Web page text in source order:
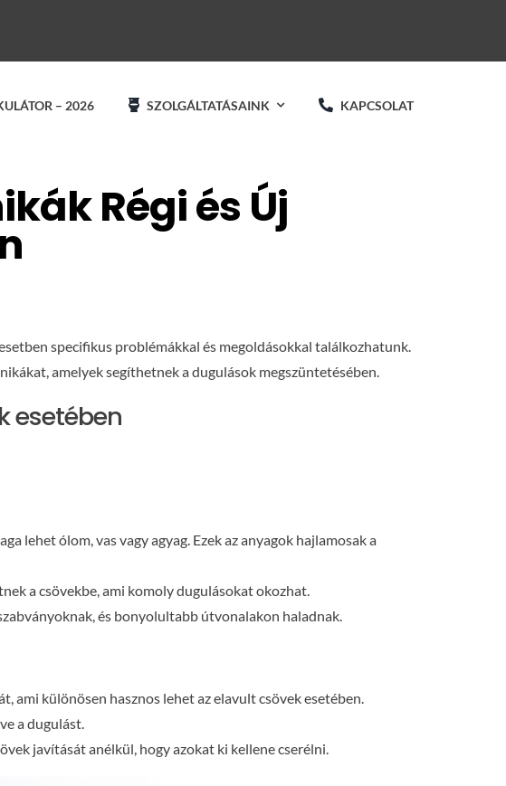
– 2026 SZOLGÁLTATÁSAINK KAPCSOLAT
Régi és Új
specifikus problémákkal és megoldásokkal találkozhatunk.
amelyek segíthetnek a dugulások megszüntetésében.
esetében
lehet ólom, vas vagy agyag. Ezek az anyagok hajlamosak a
a csövekbe, ami komoly dugulásokat okozhat.
és bonyolultabb útvonalakon haladnak.
ami különösen hasznos lehet az elavult csövek esetében.
a dugulást.
javítását anélkül, hogy azokat ki kellene cserélni.